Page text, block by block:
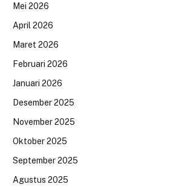
Mei 2026
April 2026
Maret 2026
Februari 2026
Januari 2026
Desember 2025
November 2025
Oktober 2025
September 2025
Agustus 2025